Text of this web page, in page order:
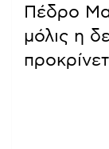
Πέδρο
μόλις η